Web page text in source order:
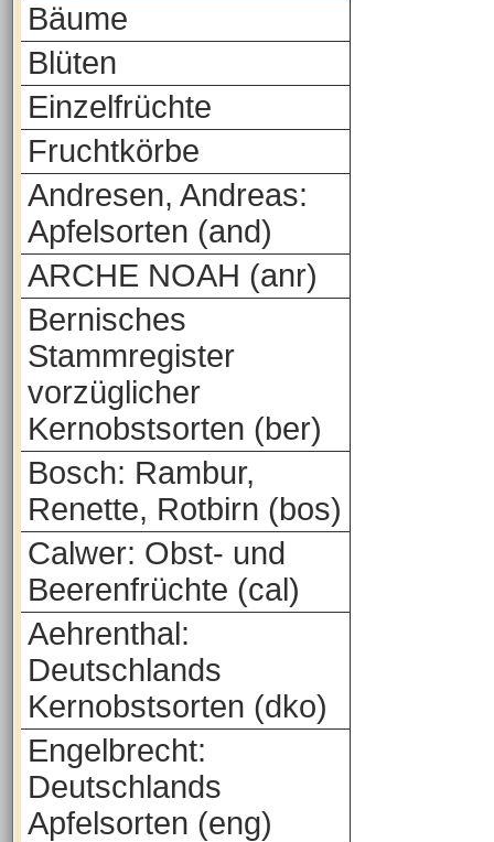
Bäume
Blüten
Einzelfrüchte
Fruchtkörbe
Andresen, Andreas:
Apfelsorten (and)
ARCHE NOAH (anr)
Bernisches
Stammregister
vorzüglicher
Kernobstsorten (ber)
Bosch: Rambur,
Renette, Rotbirn (bos)
Calwer: Obst- und
Beerenfrüchte (cal)
Aehrenthal:
Deutschlands
Kernobstsorten (dko)
Engelbrecht:
Deutschlands
Apfelsorten (eng)